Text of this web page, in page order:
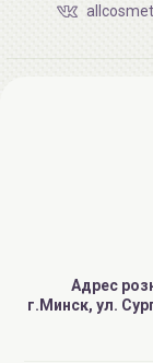
Адрес
г.Минск, ул.